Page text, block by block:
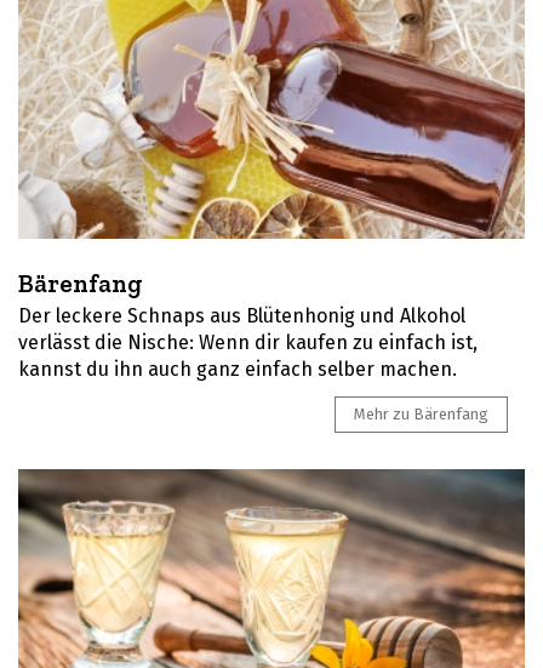
Bärenfang
Der leckere Schnaps aus Blütenhonig und Alkohol
verlässt die Nische: Wenn dir kaufen zu einfach ist,
kannst du ihn auch ganz einfach selber machen.
Mehr zu Bärenfang